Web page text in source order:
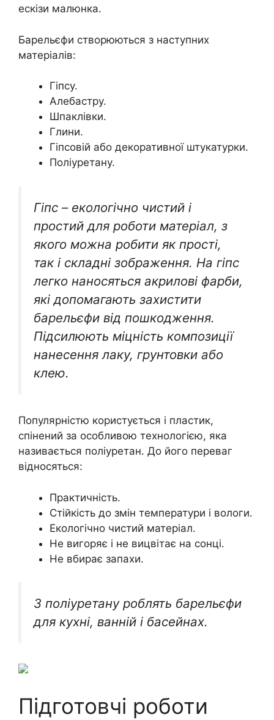
ескізи малюнка.
Барельєфи створюються з наступних
матеріалів:
Гіпсу.
Алебастру.
Шпаклівки.
Глини.
Гіпсовій або декоративної штукатурки.
Поліуретану.
Гіпс – екологічно чистий і
простий для роботи матеріал, з
якого можна робити як прості,
так і складні зображення. На гіпс
легко наносяться акрилові фарби,
які допомагають захистити
барельєфи від пошкодження.
Підсилюють міцність композиції
нанесення лаку, грунтовки або
клею.
Популярністю користується і пластик,
спінений за особливою технологією, яка
називається поліуретан. До його переваг
відносяться:
Практичність.
Стійкість до змін температури і вологи.
Екологічно чистий матеріал.
Не вигоряє і не вицвітає на сонці.
Не вбирає запахи.
З поліуретану роблять барельєфи
для кухні, ванній і басейнах.
Підготовчі роботи